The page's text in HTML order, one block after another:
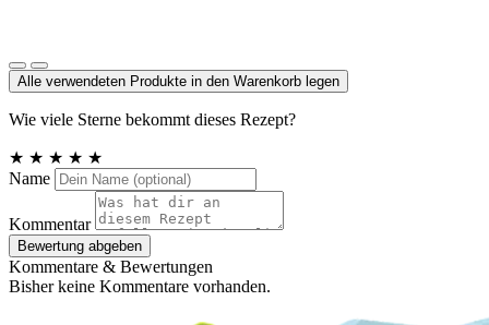
Alle verwendeten Produkte in den Warenkorb legen
Wie viele Sterne bekommt dieses Rezept?
★ ★ ★ ★ ★
Name
Kommentar
Bewertung abgeben
Kommentare & Bewertungen
Bisher keine Kommentare vorhanden.